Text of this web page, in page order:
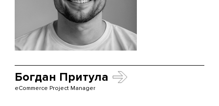
Богдан Притула
eCommerce Project Manager